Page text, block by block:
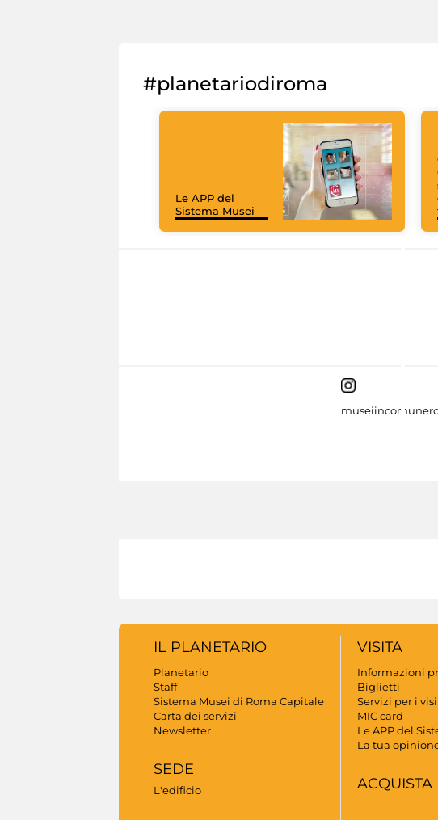
#planetariodiroma
Le APP del
Sistema Musei
IL PLANETARIO
Planetario
Staff
Sistema Musei di Roma Capitale
Carta dei servizi
Newsletter
SEDE
L'edificio
VISITA
Informazioni
Biglietti
Servizi per i
MIC card
Le APP del
La tua
ACQUISTA